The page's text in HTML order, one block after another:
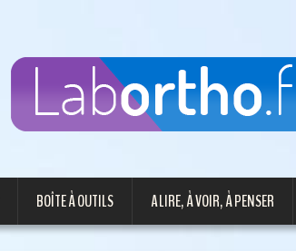
BOÎTE À OUTILS A LIRE, À VOIR, À PENSER